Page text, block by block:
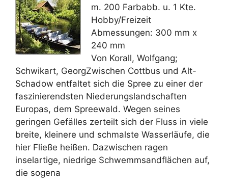
m. 200 Farbabb. u. 1 Kte.
Hobby/Freizeit
Abmessungen: 300 mm x
240 mm
Von Korall, Wolfgang;
Schwikart, GeorgZwischen Cottbus und Alt-
Schadow entfaltet sich die Spree zu einer der
faszinierendsten Niederungslandschaften
Europas, dem Spreewald. Wegen seines
geringen Gefälles zerteilt sich der Fluss in viele
breite, kleinere und schmalste Wasserläufe, die
hier Fließe heißen. Dazwischen ragen
inselartige, niedrige Schwemmsandflächen auf,
die sogena